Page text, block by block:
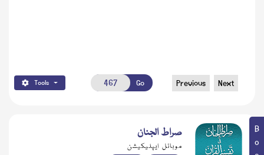
Tools Go Previous Next
صراط الجنان
موبائل ایپلیکیشن